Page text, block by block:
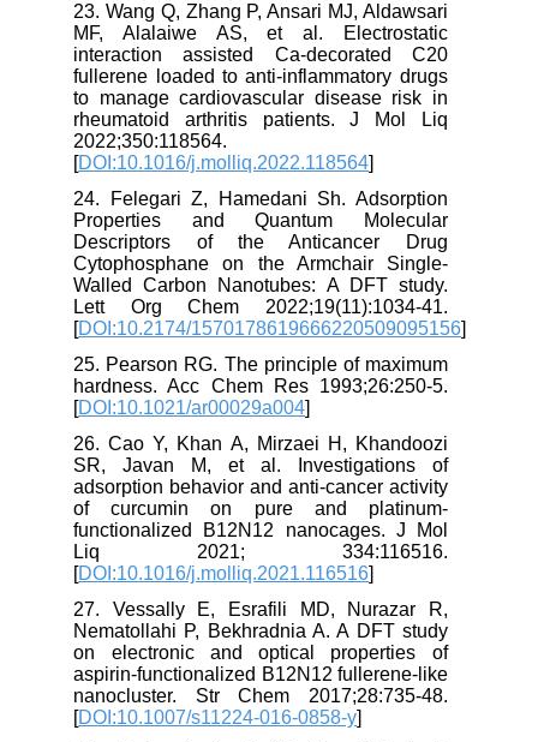
23. Wang Q, Zhang P, Ansari MJ, Aldawsari
MF, Alalaiwe AS, et al. Electrostatic
interaction assisted Ca-decorated C20
fullerene loaded to anti-inflammatory drugs
to manage cardiovascular disease risk in
rheumatoid arthritis patients. J Mol Liq
2022;350:118564.
[DOI:10.1016/j.molliq.2022.118564
24. Felegari Z, Hamedani Sh. Adsorption
Properties and Quantum Molecular
Descriptors of the Anticancer Drug
Cytophosphane on the Armchair Single-
Walled Carbon Nanotubes: A DFT study.
Lett Org Chem 2022;19(11):1034-41.
[DOI:10.2174/1570178619666220509095156
25. Pearson RG. The principle of maximum
hardness. Acc Chem Res 1993;26:250-5.
[DOI:10.1021/ar00029a004
26. Cao Y, Khan A, Mirzaei H, Khandoozi
SR, Javan M, et al. Investigations of
adsorption behavior and anti-cancer activity
of curcumin on pure and platinum-
functionalized B12N12 nanocages. J Mol
Liq 2021; 334:116516.
[DOI:10.1016/j.molliq.2021.116516
27. Vessally E, Esrafili MD, Nurazar R,
Nematollahi P, Bekhradnia A. A DFT study
on electronic and optical properties of
aspirin-functionalized B12N12 fullerene-like
nanocluster. Str Chem 2017;28:735-48.
[DOI:10.1007/s11224-016-0858-y